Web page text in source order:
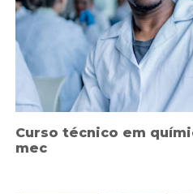
Curso técnico em
mec